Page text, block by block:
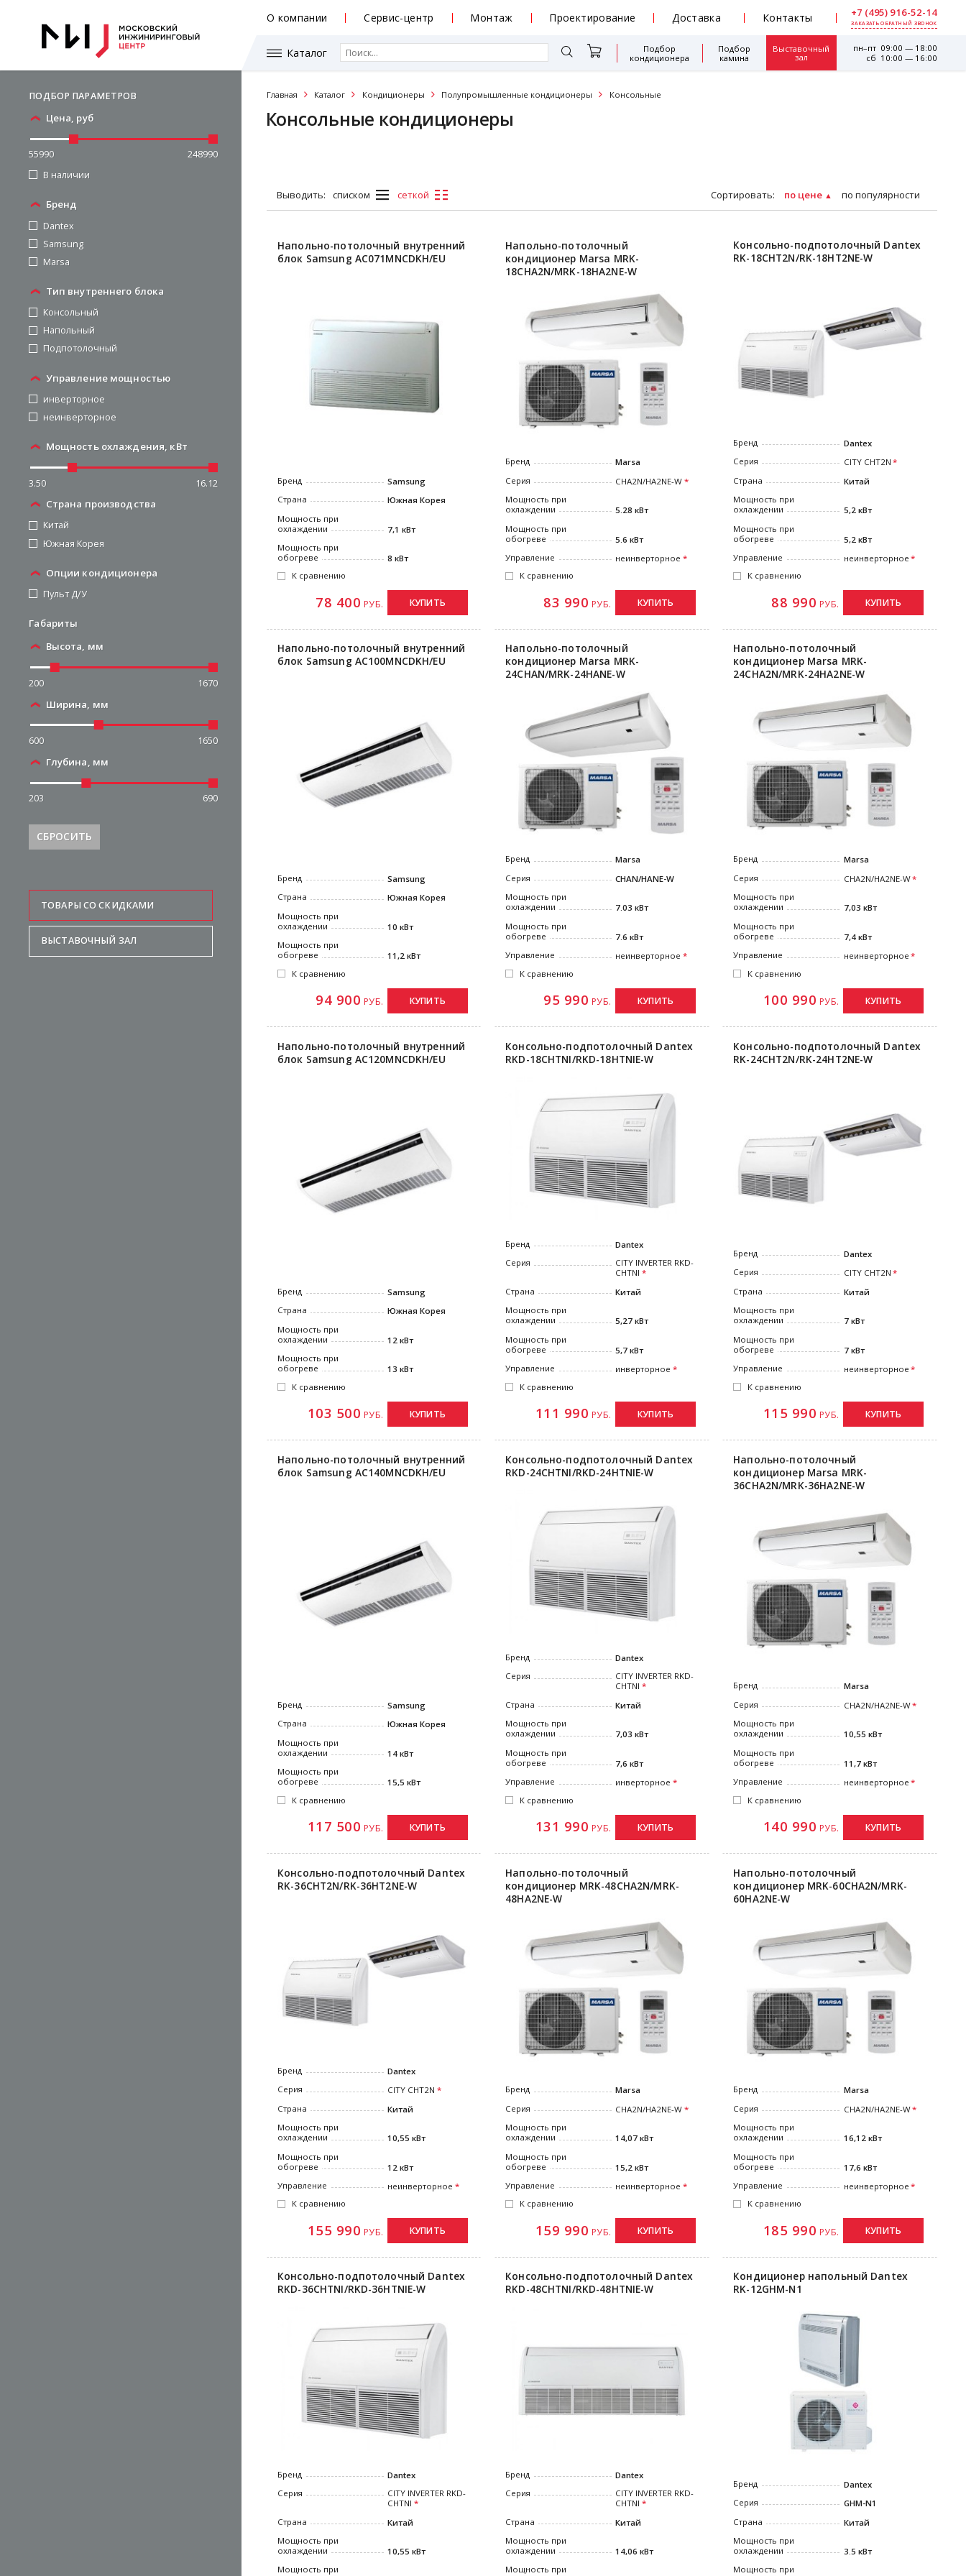
О компании Сервис-центр Монтаж Проектирование Доставка Контакты +7 (495) 916-52-14
ЗАКАЗАТЬ ОБРАТНЫЙ ЗВОНОК
Каталог
Подбор
кондиционера
Подбор
камина
Выставочный
зал
пн–пт 09:00 — 18:00
сб 10:00 — 16:00
ПОДБОР ПАРАМЕТРОВ
Цена, руб
55990
248990
В наличии
Бренд
Dantex
Samsung
Marsa
Тип внутреннего блока
Консольный
Напольный
Подпотолочный
Управление мощностью
инверторное
неинверторное
Мощность охлаждения, кВт
3.50 16.12
Страна производства
Китай
Южная Корея
Опции кондиционера
Пульт Д/У
Габариты
Высота, мм
200 1670
Ширина, мм
600 1650
Глубина, мм
203 690
СБРОСИТЬ
ТОВАРЫ СО СКИДКАМИ
ВЫСТАВОЧНЫЙ ЗАЛ
Главная Каталог Кондиционеры Полупромышленные кондиционеры Консольные
Консольные кондиционеры
Выводить: списком сеткой Сортировать: по цене по популярности
Напольно-потолочный внутренний
блок Samsung AC071MNCDKH/EU
Бренд
Samsung
Страна
Южная Корея
Мощность при
охлаждении
7,1 кВт
Мощность при
обогреве
8 кВт
К сравнению
78 400 РУБ. КУПИТЬ
Напольно-потолочный
кондиционер Marsa MRK-
18СHA2N/MRK-18HA2NE-W
Бренд
Marsa
Серия
СHA2N/HA2NE-W
Мощность при
охлаждении
5.28 кВт
Мощность при
обогреве
5.6 кВт
Управление
неинверторное
К сравнению
83 990 РУБ. КУПИТЬ
Консольно-подпотолочный Dantex
RK-18CHT2N/RK-18HT2NE-W
Бренд
Dantex
Серия
CITY CHT2N
Страна
Китай
Мощность при
охлаждении
5,2 кВт
Мощность при
обогреве
5,2 кВт
Управление
неинверторное
К сравнению
88 990 РУБ. КУПИТЬ
Напольно-потолочный внутренний
блок Samsung AC100MNCDKH/EU
Бренд
Samsung
Страна
Южная Корея
Мощность при
охлаждении
10 кВт
Мощность при
обогреве
11,2 кВт
К сравнению
94 900 РУБ. КУПИТЬ
Напольно-потолочный
кондиционер Marsa MRK-
24СHAN/MRK-24HANE-W
Бренд
Marsa
Серия
СHAN/HANE-W
Мощность при
охлаждении
7.03 кВт
Мощность при
обогреве
7.6 кВт
Управление
неинверторное
К сравнению
95 990 РУБ. КУПИТЬ
Напольно-потолочный
кондиционер Marsa MRK-
24СHA2N/MRK-24HA2NE-W
Бренд
Marsa
Серия
СHA2N/HA2NE-W
Мощность при
охлаждении
7,03 кВт
Мощность при
обогреве
7,4 кВт
Управление
неинверторное
К сравнению
100 990 РУБ. КУПИТЬ
Напольно-потолочный внутренний
блок Samsung AC120MNCDKH/EU
Бренд
Samsung
Страна
Южная Корея
Мощность при
охлаждении
12 кВт
Мощность при
обогреве
13 кВт
К сравнению
103 500 РУБ. КУПИТЬ
Консольно-подпотолочный Dantex
RKD-18CHTNI/RKD-18HTNIE-W
Бренд
Dantex
Серия
CITY INVERTER RKD-
CHTNI
Страна
Китай
Мощность при
охлаждении
5,27 кВт
Мощность при
обогреве
5,7 кВт
Управление
инверторное
К сравнению
111 990 РУБ. КУПИТЬ
Консольно-подпотолочный Dantex
RK-24CHT2N/RK-24HT2NE-W
Бренд
Dantex
Серия
CITY CHT2N
Страна
Китай
Мощность при
охлаждении
7 кВт
Мощность при
обогреве
7 кВт
Управление
неинверторное
К сравнению
115 990 РУБ. КУПИТЬ
Напольно-потолочный внутренний
блок Samsung AC140MNCDKH/EU
Бренд
Samsung
Страна
Южная Корея
Мощность при
охлаждении
14 кВт
Мощность при
обогреве
15,5 кВт
К сравнению
117 500 РУБ. КУПИТЬ
Консольно-подпотолочный Dantex
RKD-24CHTNI/RKD-24HTNIE-W
Бренд
Dantex
Серия
CITY INVERTER RKD-
CHTNI
Страна
Китай
Мощность при
охлаждении
7,03 кВт
Мощность при
обогреве
7,6 кВт
Управление
инверторное
К сравнению
131 990 РУБ. КУПИТЬ
Напольно-потолочный
кондиционер Marsa MRK-
36СHA2N/MRK-36HA2NE-W
Бренд
Marsa
Серия
СHA2N/HA2NE-W
Мощность при
охлаждении
10,55 кВт
Мощность при
обогреве
11,7 кВт
Управление
неинверторное
К сравнению
140 990 РУБ. КУПИТЬ
Консольно-подпотолочный Dantex
RK-36CHT2N/RK-36HT2NE-W
Бренд
Dantex
Серия
CITY CHT2N
Страна
Китай
Мощность при
охлаждении
10,55 кВт
Мощность при
обогреве
12 кВт
Управление
неинверторное
К сравнению
155 990 РУБ. КУПИТЬ
Напольно-потолочный
кондиционер MRK-48СHA2N/MRK-
48HA2NE-W
Бренд
Marsa
Серия
СHA2N/HA2NE-W
Мощность при
охлаждении
14,07 кВт
Мощность при
обогреве
15,2 кВт
Управление
неинверторное
К сравнению
159 990 РУБ. КУПИТЬ
Напольно-потолочный
кондиционер MRK-60СHA2N/MRK-
60HA2NE-W
Бренд
Marsa
Серия
СHA2N/HA2NE-W
Мощность при
охлаждении
16,12 кВт
Мощность при
обогреве
17,6 кВт
Управление
неинверторное
К сравнению
185 990 РУБ. КУПИТЬ
Консольно-подпотолочный Dantex
RKD-36CHTNI/RKD-36HTNIE-W
Бренд
Dantex
Серия
CITY INVERTER RKD-
CHTNI
Страна
Китай
Мощность при
охлаждении
10,55 кВт
Мощность при
Консольно-подпотолочный Dantex
RKD-48CHTNI/RKD-48HTNIE-W
Бренд
Dantex
Серия
CITY INVERTER RKD-
CHTNI
Страна
Китай
Мощность при
охлаждении
14,06 кВт
Мощность при
Кондиционер напольный Dantex
RK-12GHM-N1
Бренд
Dantex
Серия
GHM-N1
Страна
Китай
Мощность при
охлаждении
3.5 кВт
Мощность при